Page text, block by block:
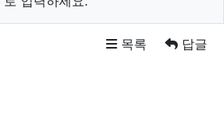
목록 답글